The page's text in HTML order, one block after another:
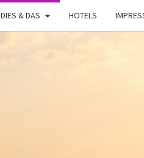
DIES & DAS HOTELS